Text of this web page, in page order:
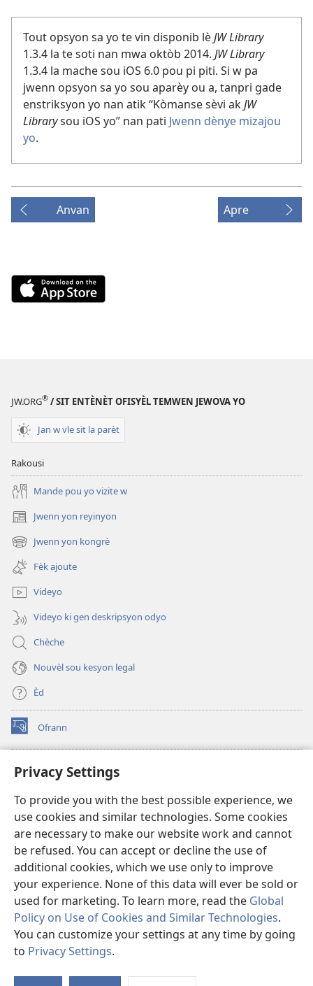
Privacy Settings
To provide you with the best possible experience, we
use cookies and similar technologies. Some cookies
are necessary to make our website work and cannot
be refused. You can accept or decline the use of
additional cookies, which we use only to improve
your experience. None of this data will ever be sold or
used for marketing. To learn more, read the Global
Policy on Use of Cookies and Similar Technologies.
You can customize your settings at any time by going
to Privacy Settings.
Tout opsyon sa yo te vin disponib lèJW Library
1.3.4 la te soti nan mwa oktòb 2014. JW Library
1.3.4 la mache sou iOS 6.0 pou pi piti. Si w pa
jwenn opsyon sa yo sou aparèy ou a, tanpri gade
enstriksyon yo nan atik “Kòmanse sèvi akJW
Librarysou iOS yo” nan pati Jwenn dènye mizajou
yo.
Anvan Apre
Download
on
window)
JW.ORG® / SIT ENTÈNÈT OFISYÈL TEMWEN JEWOVA YO
Jan w vle sit la parèt
Rakousi
Mande pou yo vizite w
Jwenn yon reyinyon
(opens
new
window)
Jwenn yon kongrè
(opens
new
window)
Fèk ajoute
Videyo
Videyo ki gen deskripsyon odyo
Chèche
Nouvèl sou kesyon legal
Èd
Ofrann
(opens
new
Bibliyotèk sou Entènèt
(opens
window)JW Hub
(opens
new
window)JW Library
Watchtower Library
Copyright© 2026 Watch Tower Bible and Tract Society of Pennsylvania.
RÈG POU W KA ITILIZE L|
PARAMÈT KONFIDANSYALITE